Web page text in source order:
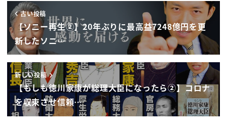
もしも徳川家康がこれ徳川家康単体で総理
大臣になるって話じゃないんですよ
なんと設定としてはですねこの2020年
に11年このあたりもまさに今の日本で
ですよころなんで非常に苦しんでいる日本
でええええ
ai とホログラムの技術を使い現代に
完全にあの頃のスペックを持った徳川家康
並びに横断信長
古い投稿
【ソニー再生②】20年ぶりに最高益7248億円を更
新したソニ…
新しい投稿
【もしも徳川家康が総理大臣になったら②】コロナ
を収束させ信頼…